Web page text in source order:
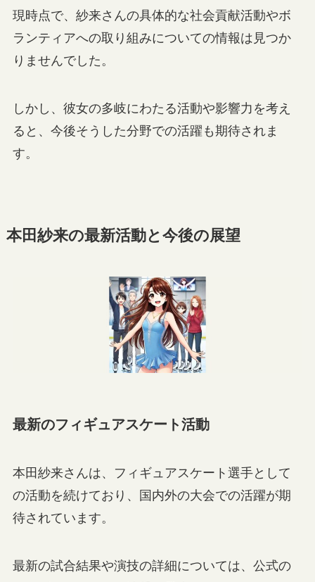
現時点で、紗来さんの具体的な社会貢献活動やボ
ランティアへの取り組みについての情報は見つか
りませんでした。
しかし、彼女の多岐にわたる活動や影響力を考え
ると、今後そうした分野での活躍も期待されま
す。
本田紗来の最新活動と今後の展望
最新のフィギュアスケート活動
本田紗来さんは、フィギュアスケート選手として
の活動を続けており、国内外の大会での活躍が期
待されています。
最新の試合結果や演技の詳細については、公式の